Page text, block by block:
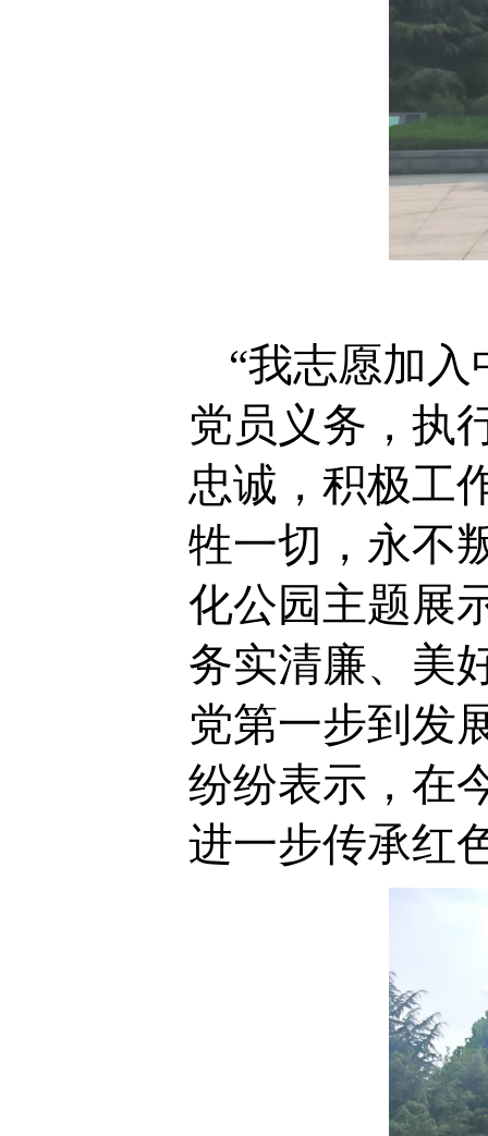
“我志愿加
党员义务，执
忠诚，积极工
牲一切，永不
化公园主题展
务实清廉、美
党第一步到发
纷纷表示，在
进一步传承红